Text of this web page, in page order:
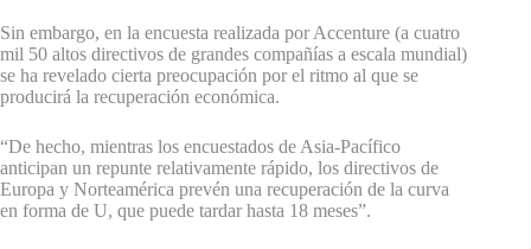
Sin embargo, en la encuesta realizada por Accenture (a cuatro
mil 50 altos directivos de grandes compañías a escala mundial)
se ha revelado cierta preocupación por el ritmo al que se
producirá la recuperación económica.
“De hecho, mientras los encuestados de Asia-Pacífico
anticipan un repunte relativamente rápido, los directivos de
Europa y Norteamérica prevén una recuperación de la curva
en forma de U, que puede tardar hasta 18 meses”.